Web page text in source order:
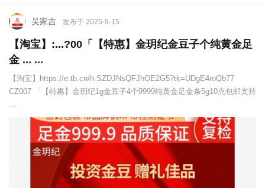
吴家吉 发布于 2025-9-15
【淘宝】:...?00「【特惠】金玥纪金豆子个纯黄金足
金 ... ...
【淘宝】https://e.tb.cn/h.SZDJNsQFJhOE2G5?tk=UDgE4roQb77
CZ007 「【特惠】金玥纪1g金豆子4个9999纯黄金足金条5g10克包邮支持
...